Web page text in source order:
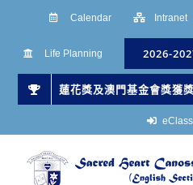
Calendar Intranet
Life Planning 2026-
蓮花獎及澳門基金會獎獲